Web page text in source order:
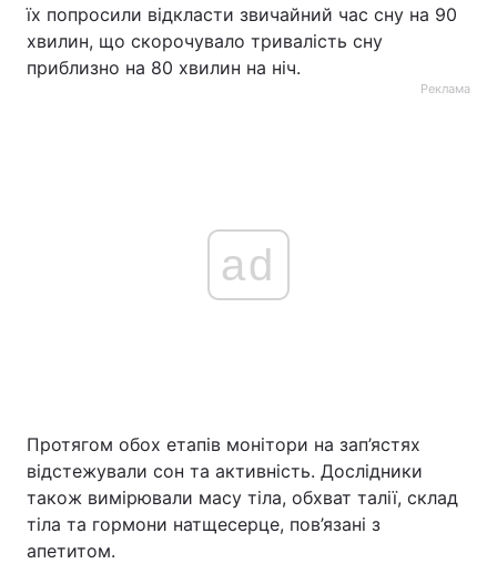
їх попросили відкласти звичайний час сну на 90
хвилин, що скорочувало тривалість сну
приблизно на 80 хвилин на ніч.
Реклама
ad
Протягом обох етапів монітори на зап’ястях
відстежували сон та активність. Дослідники
також вимірювали масу тіла, обхват талії, склад
тіла та гормони натщесерце, пов’язані з
апетитом.